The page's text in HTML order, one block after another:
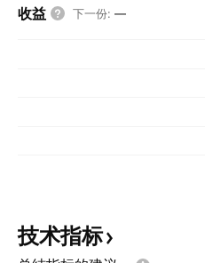
收益 下一份: —
技术指标